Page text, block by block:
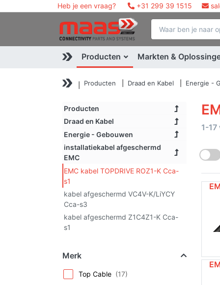
Heb je een vraag? +31 299 39 1515
Producten Markten &
Producten Draad en Kabel Energie -
Producten
Draad en Kabel
Energie - Gebouwen
installatiekabel afgeschermd
EMC
EMC kabel TOPDRIVE ROZ1-K Cca-
s1
kabel afgeschermd VC4V-K/LiYCY
Cca-s3
kabel afgeschermd Z1C4Z1-K Cca-
s1
Merk
Top Cable
1-17